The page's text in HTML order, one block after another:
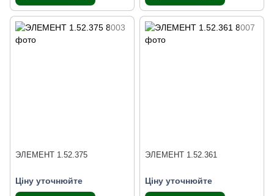
ЭЛЕМЕНТ 1.52.375
Ціну уточнюйте
ЭЛЕМЕНТ 1.52.361
Ціну уточнюйте